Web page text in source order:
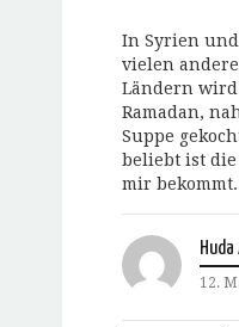
In Syrien
vielen
Ländern wird
Ramadan,
Suppe
beliebt ist die
mir
12.